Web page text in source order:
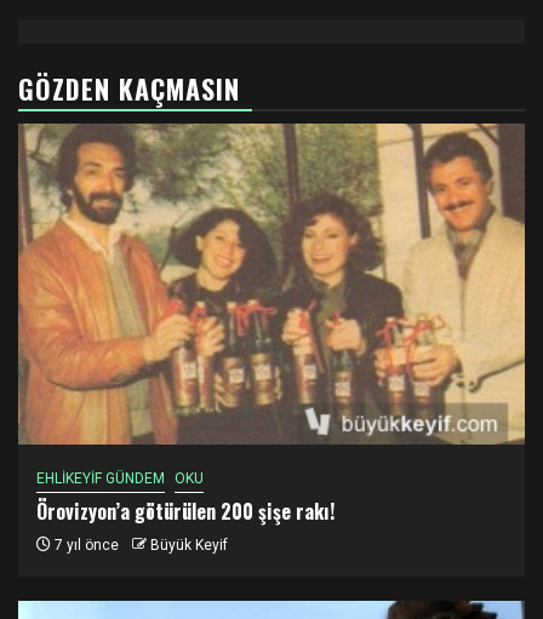
GÖZDEN KAÇMASIN
EHLİKEYİF GÜNDEM OKU
Örovizyon’a götürülen 200 şişe rakı!
7 yıl önce Büyük Keyif